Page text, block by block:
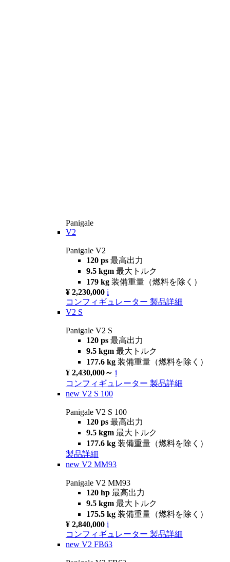
Panigale
V2
Panigale V2
120 ps 最高出力
9.5 kgm 最大トルク
179 kg 装備重量（燃料を除く）
¥ 2,230,000 i
コンフィギュレーター 製品詳細
V2 S
Panigale V2 S
120 ps 最高出力
9.5 kgm 最大トルク
177.6 kg 装備重量（燃料を除く）
¥ 2,430,000～ i
コンフィギュレーター 製品詳細
new V2 S 100
Panigale V2 S 100
120 ps 最高出力
9.5 kgm 最大トルク
177.6 kg 装備重量（燃料を除く）
製品詳細
new V2 MM93
Panigale V2 MM93
120 hp 最高出力
9.5 kgm 最大トルク
175.5 kg 装備重量（燃料を除く）
¥ 2,840,000 i
コンフィギュレーター 製品詳細
new V2 FB63